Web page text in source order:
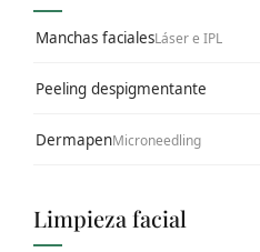
Manchas facialesLáser e IPL
Peeling despigmentante
DermapenMicroneedling
Limpieza facial